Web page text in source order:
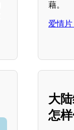
藉。
爱情
大
怎